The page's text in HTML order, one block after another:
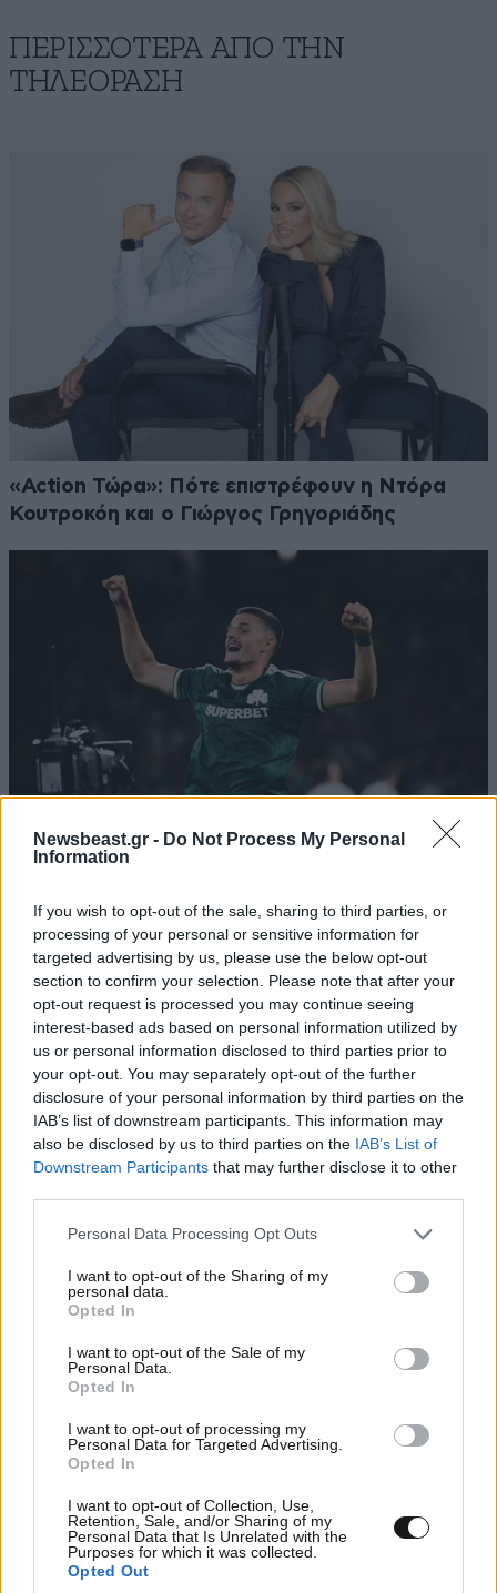
Newsbeast.gr - Do Not Process My Personal
Information
If you wish to opt-out of the sale, sharing to third parties, or
processing of your personal or sensitive information for
targeted advertising by us, please use the below opt-out
section to confirm your selection. Please note that after your
opt-out request is processed you may continue seeing
interest-based ads based on personal information utilized by
us or personal information disclosed to third parties prior to
your opt-out. You may separately opt-out of the further
disclosure of your personal information by third parties on the
IAB’s list of downstream participants. This information may
also be disclosed by us to third parties on the IAB’s List of
Downstream Participants that may further disclose it to other
Please note that this website/app uses one or more Google
not limited to your visit or usage behaviour. You may click to
grant or deny consent to Google and its third-party tags to
use your data for below specified purposes in below Google
consent section.
Personal Data Processing Opt Outs
I want to opt-out of the Sharing of my
personal data.
Opted In
I want to opt-out of the Sale of my
Personal Data.
Opted In
I want to opt-out of processing my
Personal Data for Targeted Advertising.
Opted In
I want to opt-out of Collection, Use,
Retention, Sale, and/or Sharing of my
Personal Data that Is Unrelated with the
Purposes for which it was collected.
Opted Out
ΠΕΡΙΣΣΟΤΕΡΑ ΑΠΟ ΤΗΝ
ΤΗΛΕΟΡΑΣΗ
«Action Τώρα»: Πότε επιστρέφουν η Ντόρα
Κουτροκόη και ο Γιώργος Γρηγοριάδης
Παναθηναϊκός – ΤΣΣΚΑ 1948 στα προκριματικά
του Europa Conference League
διαδικτυακή ανθρωποφαγία – Η εξήγηση για το
νευρικό γέλιο και οι αντιδράσεις